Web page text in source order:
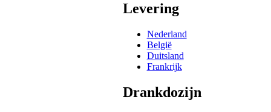
Levering
Nederland
België
Duitsland
Frankrijk
Drankdozijn